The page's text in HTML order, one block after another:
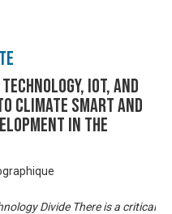
IOT, and
climate smart and
in the
Divide There is a critical